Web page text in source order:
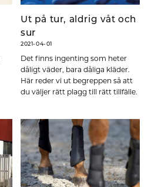
Ut på tur, aldrig våt och
sur
2021-04-01
Det finns ingenting som heter
dåligt väder, bara dåliga kläder.
Här reder vi ut begreppen så att
du väljer rätt plagg till rätt tillfälle.